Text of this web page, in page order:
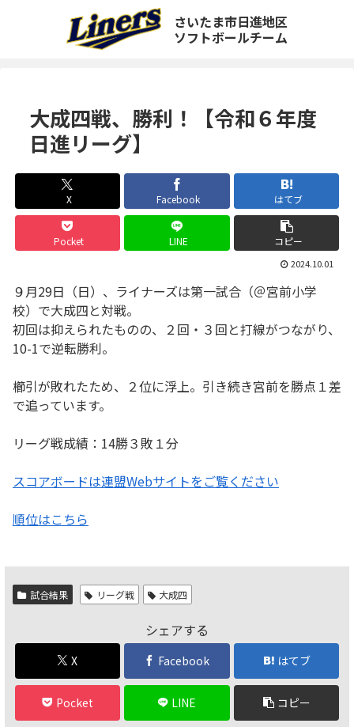
さいたま市日進地区
ソフトボールチーム
大成四戦、勝利！【令和６年度
日進リーグ】
X Facebook はてブ
Pocket LINE コピー
2024.10.01
９月29日（日）、ライナーズは第一試合（＠宮前小学
校）で大成四と対戦。
初回は抑えられたものの、２回・３回と打線がつながり、
10-1で逆転勝利。
櫛引が敗れたため、２位に浮上。引き続き宮前を勝点１差
で追っています。
リーグ戦成績：14勝３敗１分
スコアボードは連盟Webサイトをご覧ください
順位はこちら
試合結果 リーグ戦 大成四
シェアする
X Facebook はてブ
Pocket LINE コピー